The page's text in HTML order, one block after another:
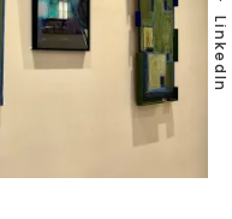
LinkedIn